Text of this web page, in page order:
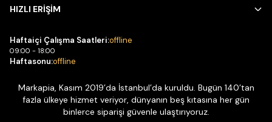
HIZLI ERİŞİM
Haftaiçi Çalışma Saatleri:offline
09:00 - 18:00
Haftasonu:offline
Markapia, Kasım 2019’da İstanbul’da kuruldu. Bugün 140’tan
fazla ülkeye hizmet veriyor, dünyanın beş kıtasına her gün
binlerce siparişi güvenle ulaştırıyoruz.